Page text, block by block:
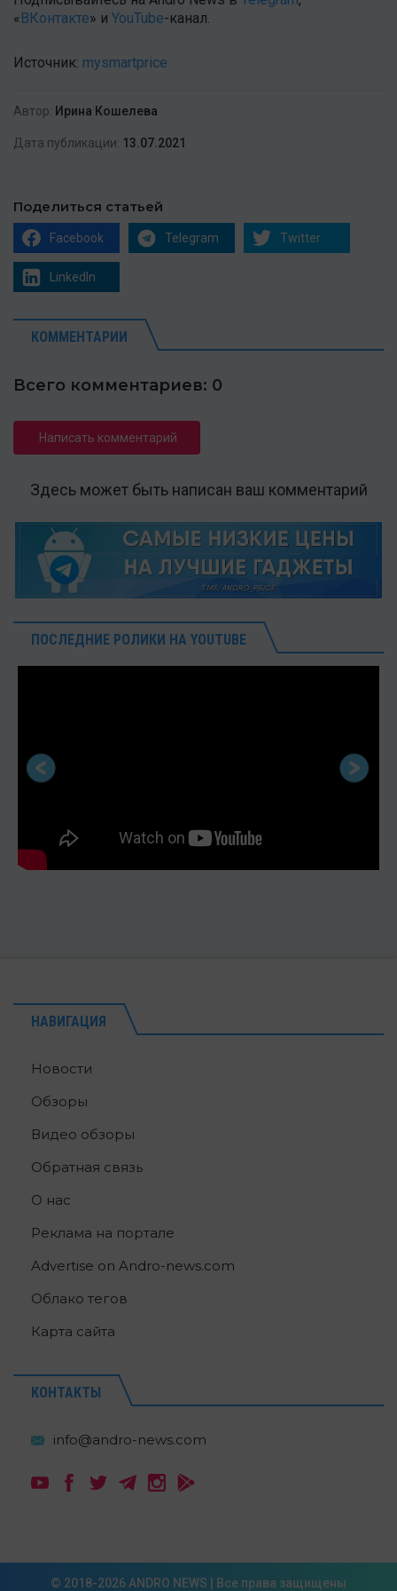
«ВКонтакте» и YouTube-канал.
Источник: mysmartprice
Автор: Ирина Кошелева
Дата публикации: 13.07.2021
Поделиться статьей
Facebook Telegram Twitter
LinkedIn
КОММЕНТАРИИ
Всего комментариев: 0
Написать комментарий
Здесь может быть написан ваш комментарий
ПОСЛЕДНИЕ РОЛИКИ НА YOUTUBE
НАВИГАЦИЯ
Новости
Обзоры
Видео обзоры
Обратная связь
О нас
Реклама на портале
Advertise on Andro-news.com
Облако тегов
Карта сайта
КОНТАКТЫ
© 2018-2026 ANDRO NEWS | Все права защищены